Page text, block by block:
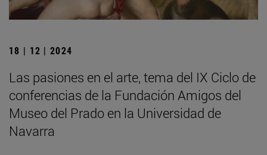
18 | 12 | 2024
Las pasiones en el arte, tema del IX Ciclo de
conferencias de la Fundación Amigos del
Museo del Prado en la Universidad de
Navarra